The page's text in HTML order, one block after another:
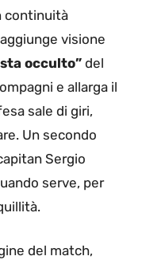
continuità
visione
occulto” del
e allarga il
sale di giri,
Un secondo
Sergio
serve, per
del match,